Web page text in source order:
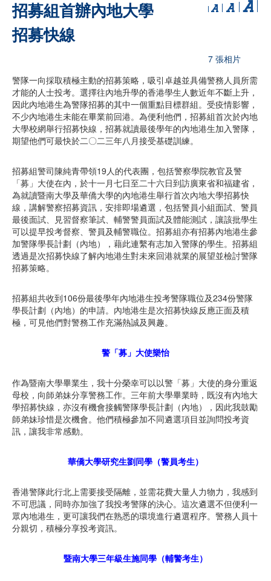
招募組首辦內地大學
招募快線
7 張相片
警隊一向採取積極主動的招募策略，吸引卓越並具備警務人員所需
才能的人士投考。選擇往內地升學的香港學生人數近年不斷上升，
因此內地港生為警隊招募的其中一個重點目標群組。受疫情影響，
不少內地港生未能在畢業前回港。為便利他們，招募組首次於內地
大學校網舉行招募快線，招募就讀最後學年的內地港生加入警隊，
期望他們可最快於二〇二三年八月接受基礎訓練。
招募組警司陳純青帶領19人的代表團，包括警察學院教官及警
「募」大使在內，於十一月七日至二十六日到訪廣東省和福建省，
為就讀暨南大學及華僑大學的內地港生舉行首次內地大學招募快
線，講解警察招募資訊，安排即場遴選，包括警員小組面試、警員
最後面試、見習督察筆試、輔警警員面試及體能測試，讓該批學生
可以提早投考督察、警員及輔警職位。招募組亦有招募內地港生參
加警隊學長計劃（內地），藉此連繫有志加入警隊的學生。招募組
透過是次招募快線了解內地港生對未來回港就業的展望並檢討警隊
招募策略。
招募組共收到106份最後學年內地港生投考警隊職位及234份警隊
學長計劃（內地）的申請。內地港生是次招募快線反應正面及積
極，可見他們對警務工作充滿熱誠及興趣。
警「募」大使樂怡
作為暨南大學畢業生，我十分榮幸可以以警「募」大使的身分重返
母校，向師弟妹分享警務工作。三年前大學畢業時，既沒有內地大
學招募快線，亦沒有機會接觸警隊學長計劃（內地），因此我鼓勵
師弟妹珍惜是次機會。他們積極參加不同遴選項目並詢問投考資
訊，讓我非常感動。
華僑大學研究生劉同學（警員考生）
香港警隊此行北上需要接受隔離，並需花費大量人力物力，我感到
不可思議，同時亦加強了我投考警隊的決心。這次遴選不但便利一
眾內地港生，更可讓我們在熟悉的環境進行遴選程序。警務人員十
分親切，積極分享投考資訊。
暨南大學三年級生施同學（輔警考生）